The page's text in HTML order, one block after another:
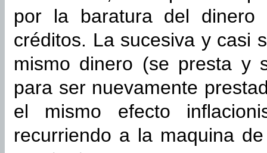
por la baratura del
créditos. La sucesiva y casi
mismo dinero (se presta y
para ser nuevamente
el mismo efecto
recurriendo a la maquina